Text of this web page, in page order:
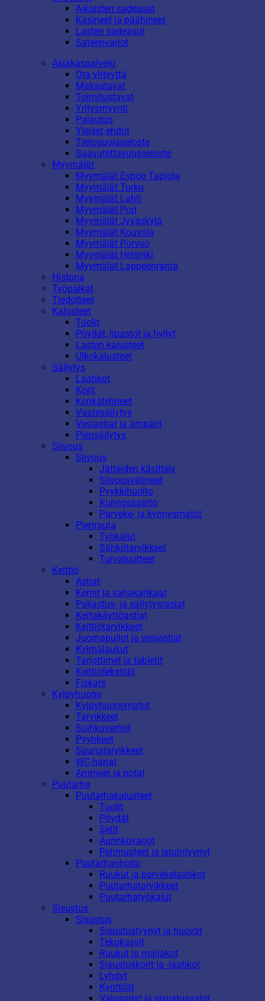
Aikuisten sadeasut
Käsineet ja päähineet
Lasten sadeasut
Sateenvarjot
Asiakaspalvelu
Ota yhteyttä
Maksutavat
Toimitustavat
Yritysmyynti
Palautus
Yleiset ehdot
Tietosuojaseloste
Saavutettavuusseloste
Myymälät
Myymälät Espoo Tapiola
Myymälät Turku
Myymälät Lahti
Myymälät Pori
Myymälät Jyväskylä
Myymälät Kouvola
Myymälät Porvoo
Myymälät Helsinki
Myymälät Lappeenranta
Historia
Työpaikat
Tiedotteet
Kalusteet
Tuolit
Pöydät, lipastot ja hyllyt
Lasten kalusteet
Ulkokalusteet
Säilytys
Laatikot
Korit
Kenkätelineet
Vaatesäilytys
Vesiastiat ja ämpärit
Piensäilytys
Siivous
Siivous
Jätteiden käsittely
Siivousvälineet
Pyykkihuolto
Kunnossapito
Parveke- ja kynnysmatot
Pienrauta
Työkalut
Sähkötarvikkeet
Turvatuotteet
Keittiö
Astiat
Kernit ja vahakankaat
Pakastus- ja säilytysrasiat
Kertakäyttöastiat
Keittiötarvikkeet
Juomapullot ja vesiastiat
Kylmälaukut
Tarjottimet ja tabletit
Keittiötekstiilit
Fiskars
Kylpyhuone
Kylpyhuonematot
Tarvikkeet
Suihkuverhot
Pyyhkeet
Saunatarvikkeet
WC-harjat
Ammeet ja potat
Puutarha
Puutarhakalusteet
Tuolit
Pöydät
Setit
Aurinkovarjot
Pehmusteet ja istuintyynyt
Puutarhanhoito
Ruukut ja parvekelaatikot
Puutarhatarvikkeet
Puutarhatyökalut
Sisustus
Sisustus
Sisustustyynyt ja huovat
Tekokasvit
Ruukut ja maljakot
Sisustuskorit ja -laatikot
Lyhdyt
Kynttilät
Valosarjat ja sisustusvalot